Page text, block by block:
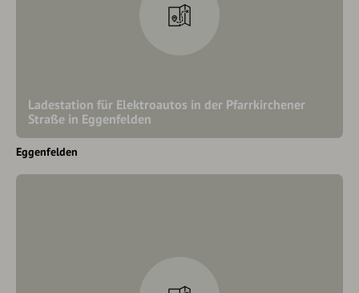
Ladestation für Elektroautos in der Pfarrkirchener
Straße in Eggenfelden
Eggenfelden